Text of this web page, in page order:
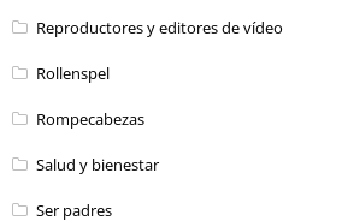
Reproductores y editores de vídeo
Rollenspel
Rompecabezas
Salud y bienestar
Ser padres